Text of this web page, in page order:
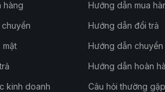
hàng
mật
kinh doanh
Hướng dẫn mua
Hướng dẫn đổi trả
Hướng dẫn chuyển
Hướng dẫn hoàn
Câu hỏi thường gặp